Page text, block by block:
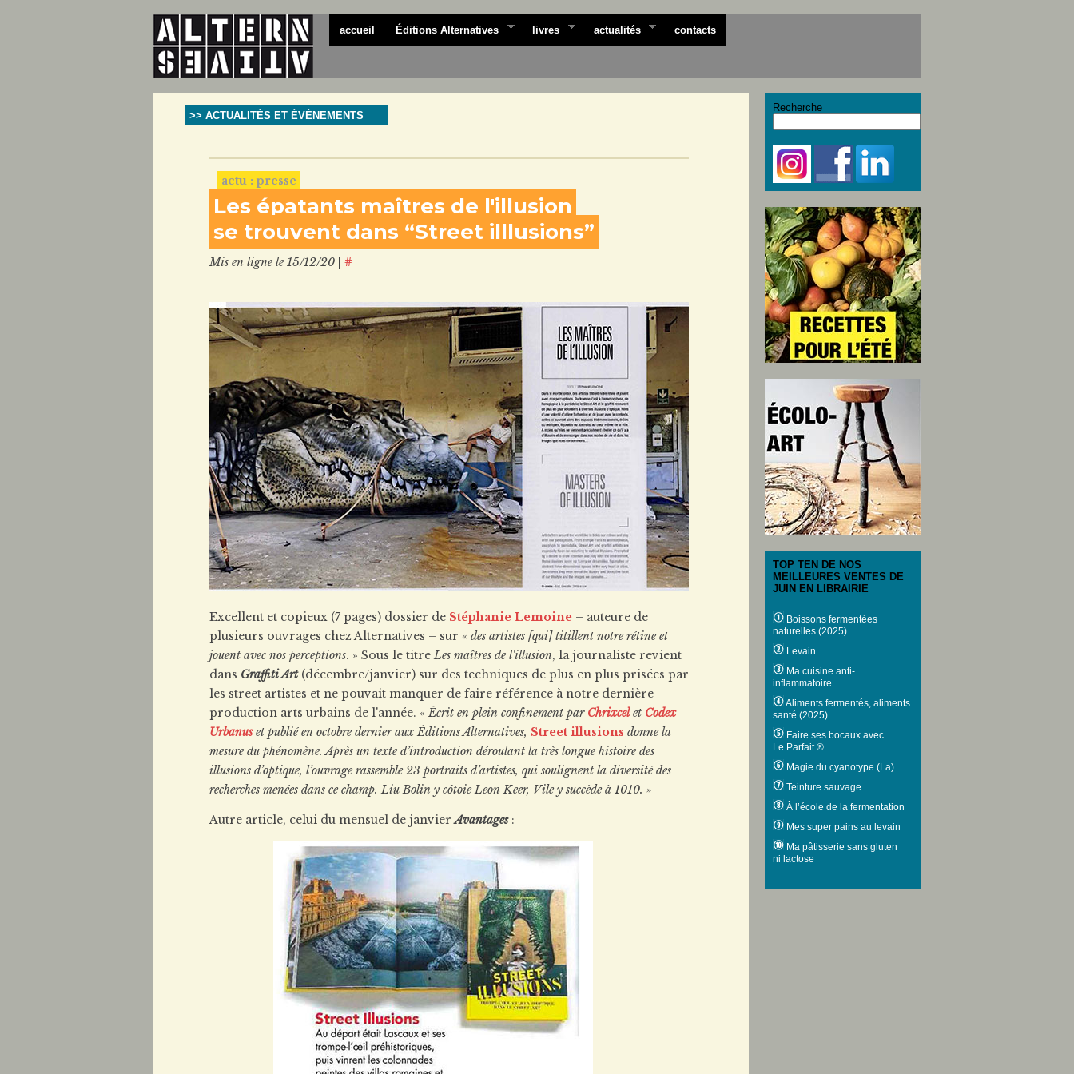
accueil Éditions Alternatives livres actualités contacts
>> ACTUALITÉS ET ÉVÉNEMENTS
actu : presse
Les épatants maîtres de l'illusion
se trouvent dans “Street illlusions”
Mis en ligne le 15/12/20 #
Excellent et copieux (7 pages) dossier de Stéphanie Lemoine – auteure de
plusieurs ouvrages chez Alternatives – sur « des artistes [qui] titillent notre rétine et
jouent avec nos perceptions. » Sous le titreLes maîtres de l'illusion, la journaliste revient
dans Graffiti Art(décembre/janvier) sur des techniques de plus en plus prisées par
les street artistes et ne pouvait manquer de faire référence à notre dernière
production arts urbains de l'année. «Écrit en plein confinement par Chrixcelet Codex
Urbanuset publié en octobre dernier aux Éditions Alternatives, Street illusions donne la
mesure du phénomène. Après un texte d’introduction déroulant la très longue histoire des
illusions d’optique, l’ouvrage rassemble 23 portraits d’artistes, qui soulignent la diversité des
recherches menées dans ce champ. Liu Bolin y côtoie Leon Keer, Vile y succède à 1010. »
Autre article, celui du mensuel de janvierAvantages:
Recherche
TOP TEN DE NOS
MEILLEURES VENTES DE
JUIN EN LIBRAIRIE
Boissons fermentées
naturelles (2025)
Levain
Ma cuisine anti-
inflammatoire
Aliments fermentés, aliments
santé (2025)
Faire ses bocaux avec
Le Parfait ®
Magie du cyanotype (La)
Teinture sauvage
À l’école de la fermentation
Mes super pains au levain
Ma pâtisserie sans gluten
ni lactose